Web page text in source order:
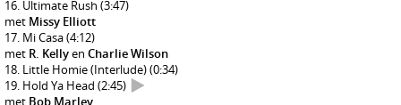
Ultimate Rush (3:47)
met Missy Elliott
Mi Casa(4:12)
met R. Kellyen Charlie Wilson
Little Homie (Interlude)(0:34)
Hold Ya Head (2:45)
met Bob Marley